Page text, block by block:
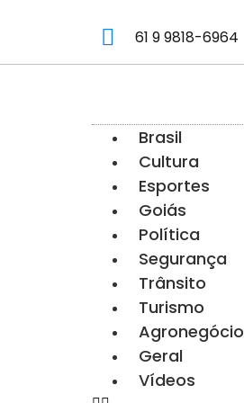
61 9 9818-6964
Brasil
Cultura
Esportes
Goiás
Política
Segurança
Trânsito
Turismo
Agronegócio
Geral
Vídeos